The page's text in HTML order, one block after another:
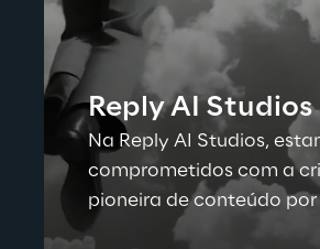
Reply AI Studios
Na Reply AI Studios,
comprometidos com a
pioneira de conteúdo
técnicas inovadoras e